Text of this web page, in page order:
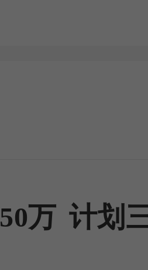
万 计划